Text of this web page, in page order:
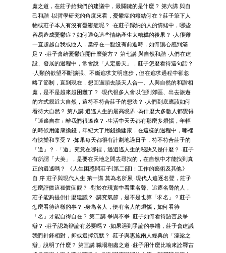
處之道，在莊子給我們的建議中，最關鍵的是什麼？ 第六講 與自
己和諧 ‧以哲學研究的角度來看，憂鬱症的癥結何在？莊子筆下人
物或莊子本人有沒有憂鬱症呢？ ‧在莊子歸納的人的情緒中，哪些
容易造成憂鬱症？如何避免這些情緒產生太糟糕的後果？ ‧人很難
一直超越自我或他人，當停在一點沒有前進時，如何讓心感到滿
足？ ‧莊子會給憂鬱症開什麼藥方？ 第七講 與自然和諧 ‧人們在建
設、發展的過程中，常會說「人定勝天」，莊子怎麼看待這句話？
‧人類的欲望不斷擴張、不斷追求文明進步，但在追求過程中卻忽
略了節制，直到現在，想回過頭去談天人合一、人與自然的和諧相
處，是不是越來越困難了？ ‧現代很多人會以住到郊區、出去旅遊
的方式親近大自然，這符不符合莊子的想法？ ‧人們到底應該如何
看待大自然？ 第八講 逍遙人生的最高境界 ‧為什麼大多數人都覺得
「逍遙自在」離我們很遙遠？ ‧生活中天天都有那麼多煩惱，年輕
的時候用健康換錢，年紀大了用錢換健康，在這樣的過程中，哪裡
有快樂和享受？ ‧如果每天都很有計劃地過日子，符不符合莊子的
「道」？ ‧「道」究竟在哪裡，過逍遙人生的秘訣又是什麼？ ‧莊子
有所謂「大美」，是要在天地之間去尋找的，在自然中才能找到真
正的逍遙嗎？ 《人生困惑問莊子[第二部]：工作的藝術及其他》
自 序 莊子與現代人生 第一講 莫為名所累 ‧現代人追逐名聲，莊子
怎麼評價這種價值觀？ ‧對於在現實中看重名聲、追逐名聲的人，
莊子能夠提供什麼建議？ ‧講究氣節，是不是也算「求名」？莊子
怎麼看待這樣的事？ ‧身為名人，便有名人的煩惱，如何看待
「名」才能自得自在？ 第二講 爭與不爭 ‧莊子如何看待語言及爭
辯？ ‧莊子認為辯論有必要嗎？ ‧如果遇到爭論的事端，莊子會建議
我們針鋒相對，抑或選擇沉默？ ‧莊子與惠施兩人經典的「濠梁之
辯」說明了什麼？ 第三講 職場相處之道 ‧莊子用什麼比喻來詮釋古